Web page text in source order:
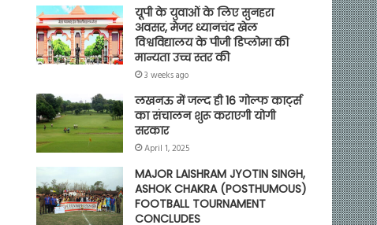
यूपी के युवाओं के लिए सुनहरा
अवसर, मेजर ध्यानचंद खेल
विश्वविद्यालय के पीजी डिप्लोमा की
मान्यता उच्च स्तर की
3 weeks ago
लखनऊ में जल्द ही 16 गोल्फ कार्ट्स
का संचालन शुरू कराएगी योगी
सरकार
April 1, 2025
MAJOR LAISHRAM JYOTIN SINGH,
ASHOK CHAKRA (POSTHUMOUS)
FOOTBALL TOURNAMENT
CONCLUDES